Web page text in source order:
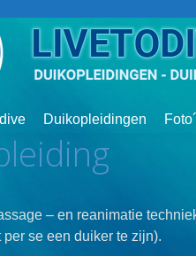
Duikopleidingen
– en reanimatie
se een duiker te zijn).